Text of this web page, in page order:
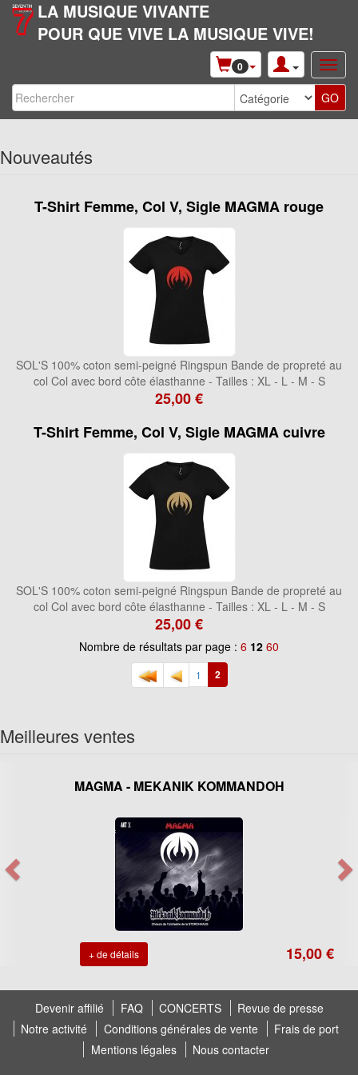
LA MUSIQUE VIVANTE
POUR QUE VIVE LA MUSIQUE VIVE!
0
Nouveautés
T-Shirt Femme, Col V, Sigle MAGMA rouge
SOL'S 100% coton semi-peigné Ringspun Bande de propreté au
col Col avec bord côte élasthanne - Tailles : XL - L - M - S
25,00 €
T-Shirt Femme, Col V, Sigle MAGMA cuivre
SOL'S 100% coton semi-peigné Ringspun Bande de propreté au
col Col avec bord côte élasthanne - Tailles : XL - L - M - S
25,00 €
Nombre de résultats par page : 6 12 60
1 2
Meilleures ventes
MAGMA - MEKANIK KOMMANDOH
+ de détails 15,00 €
Devenir affilié FAQ CONCERTS
Revue de presse
Notre activité
Conditions générales de vente
Frais de port
Mentions légales
Nous contacter